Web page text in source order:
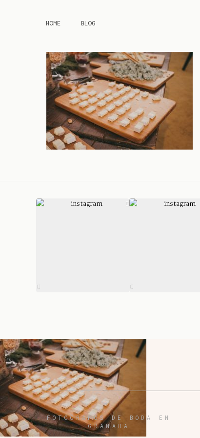
HOME BLOG
FOTÓGRAFOS DE BODA EN
GRANADA